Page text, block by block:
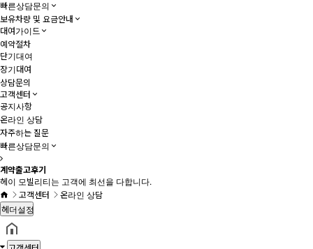
빠른상담문의
보유차량 및 요금안내
대여가이드
예약절차
단기대여
장기대여
상담문의
고객센터
공지사항
온라인 상담
자주하는 질문
빠른상담문의
계약출고후기
헤이 모빌리티는 고객에 최선을 다합니다.
고객센터
온라인 상담
헤더설정